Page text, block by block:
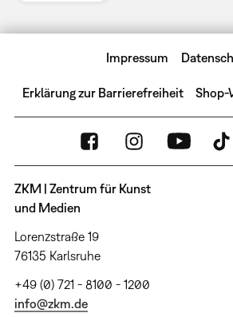
Impressum
Erklärung zur Barrierefreiheit Shop-
ZKM | Zentrum für Kunst
und Medien
Lorenzstraße 19
76135 Karlsruhe
+49 (0) 721 - 8100 - 1200
info@zkm.de